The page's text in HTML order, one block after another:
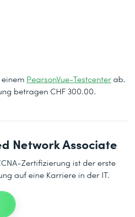
PearsonVue-Testcenterab.
betragen CHF 300.00.
Network Associate
Zertifizierung ist der erste
auf eine Karriere in der IT.